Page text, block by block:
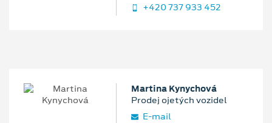
+420 737 933 452
Martina Kynychová
Prodej ojetých vozidel
E‑mail